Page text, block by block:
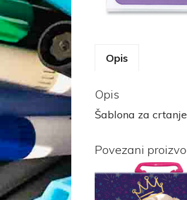
Opis
Opis
Šablona za
Povezani